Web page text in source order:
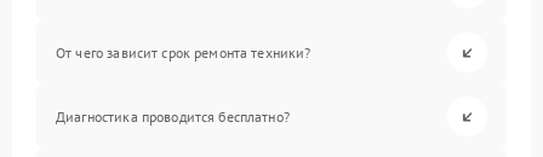
От чего зависит срок ремонта техники?
Диагностика проводится бесплатно?